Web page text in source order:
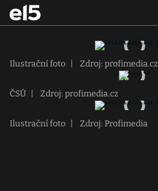
Ilustrační foto Zdroj: profimedia.cz
ČSÚ Zdroj: profimedia.cz
Ilustrační foto Zdroj: Profimedia